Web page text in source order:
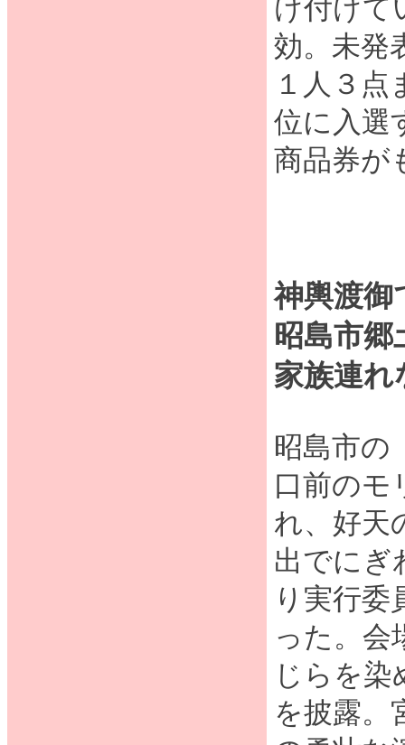
け付けて
効。未発
１人３点
位に入選
商品券が
神輿渡御
昭島市郷
家族連れ
昭島市の
口前のモ
れ、好天
出でにぎ
り実行委
った。会
じらを
を披露。